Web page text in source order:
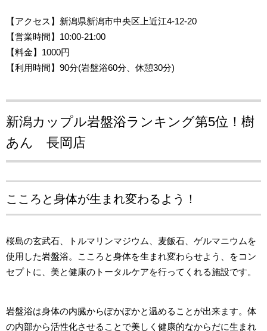
【アクセス 】新潟県新潟市中央区上近江4-12-20
【営業時間 】10:00-21:00
【料金】1000円
【利用時間】90分(岩盤浴60分、休憩30分)
新潟カップル岩盤浴ランキング第5位！ 樹
あん 長岡店
こころと身体が生まれ変わるよう！
桜島の玄武石、トルマリンマジウム、麦飯石、ゲルマニウムを
使用した岩盤浴。こころと身体を生まれ変わらせよう、をコン
セプトに、美と健康のトータルケアを行ってくれる施設です。
岩盤浴は身体の内臓からぽかぽかと温めることが出来ます。体
の内部から活性化させることで美しく健康的なからだに生まれ